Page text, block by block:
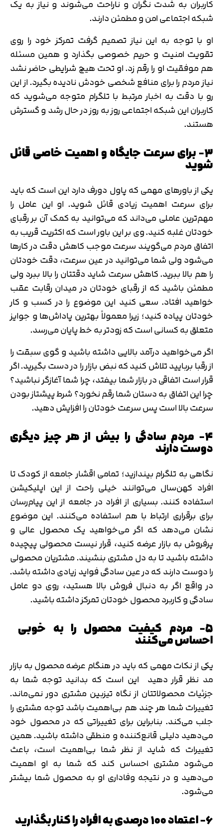
کاربران به شدت نگران و ناراحت می‌شوند و نیاز به یک
شبکه اجتماعی امن و مطمئن دارند.
او با توجه به این نیاز تصمیم گرفت تمرکز خود را روی
تقویت امنیت و حریم خصوصی بگذارد و همین مسئله
هم موفقیت او را رقم زد. او تحت هیچ شرایطی حاضر نشد
نیاز مردم را برای منافع شخصی خودش نادیده بگیرد. از این
رو با دقت به اخبار مرتبط با تلگرام متوجه می‌شوید که
کاربران این شبکه اجتماعی روز به روز در حال رشد و گسترش
هستند.
۳- برای سرعت جایگاه و اهمیت خاصی قائل
شوید
یکی از باورهای مهمی که پاول دورف دارد این است که باید
برای سرعت اهمیت زیادی قائل شوید. او این عامل را
مهم‌ترین عاملی می‌داند که می‌توانید به کمک آن بر رقبای
خودتان غلبه کنید. وی بر این باور است که اکثریت قریب به
اتفاق مردم می‌گویند سرعت موجب کاهش دقت در کارها
می‌شود ولی شما می‌توانید در عین سرعت، دقت خودتان
را هم بالا ببرید. کاهش سرعت شاید دقتتان را بالا ببرد ولی
مطمئن باشید که از رقبای خودتان در میدان رقابت عقب
خواهید افتاد. سعی کنید این موضوع را در کسب و کار
خودتان پیاده کنید؛ زیرا معمولاً بهترین پاداش‌ها و جوایز
متعلق به کسانی است که زودتر به خط پایان می‌رسد.
اگر می‌خواهید درآمد بالایی داشته باشید و گوی سبقت را
از رقبا بربایید تلاش کنید که نبض بازار را در دست بگیرید. اگر
قرار است اتفاقی در بازار شما بیفتد، چرا شما آغازگر نباشید؟
چرا این اتفاق به دستان شما رقم نخورد؟ شرط پیشتاز بودن
سرعت بالا است پس سرعت خودتان را افزایش دهید.
۴- مردم سادگی را بیش از هر چیز دیگری
دوست دارند
نگاهی به تلگرام بیندازید؛ تمامی اقشار جامعه از کودک تا
افراد کهن‌سال می‌توانند خیلی راحت از این اپلیکیشن
استفاده کنند. بسیاری از افراد در جامعه از این پیام‌رسان
برای برقراری ارتباط با هم استفاده می‌کنند. این موضوع
نشان می‌دهد که اگر می‌خواهید یک محصول عالی و
پرفروش به بازار عرضه کنید، قرار نیست محصولی پیچیده
داشته باشید تا به دل مشتری بنشیند. مشتریان محصولی
را دوست دارند که در عین سادگی فواید زیادی داشته باشد.
در واقع اگر به دنبال فروش بالا هستید، روی دو عامل
سادگی و کاربرد محصول خودتان تمرکز داشته باشید.
۵- مردم کیفیت محصول را به خوبی
احساس می‌کنند
یکی از نکات مهمی که باید در هنگام عرضه محصول به بازار
مد نظر قرار دهید این است که بدانید توجه شما به
جزئیات محصولاتتان از نگاه تیزبین مشتری دور نمی‌ماند.
تغییرات شما هر چند هم بی‌اهمیت باشد توجه مشتری را
جلب می‌کند. بنابراین برای تغییراتی که در محصول خود
می‌دهید دلیلی قانع‌کننده و منطقی داشته باشید. همین
تغییرات که شاید از نظر شما بی‌اهمیت است، باعث
می‌شود مشتری احساس کند که شما به او اهمیت
می‌دهید و در نتیجه وفاداری او به محصول شما بیشتر
می‌شود.
۶- اعتماد ۱۰۰ درصدی به افراد را کنار بگذارید
دریافت مجدد کد: 00:59
متوجه شدم